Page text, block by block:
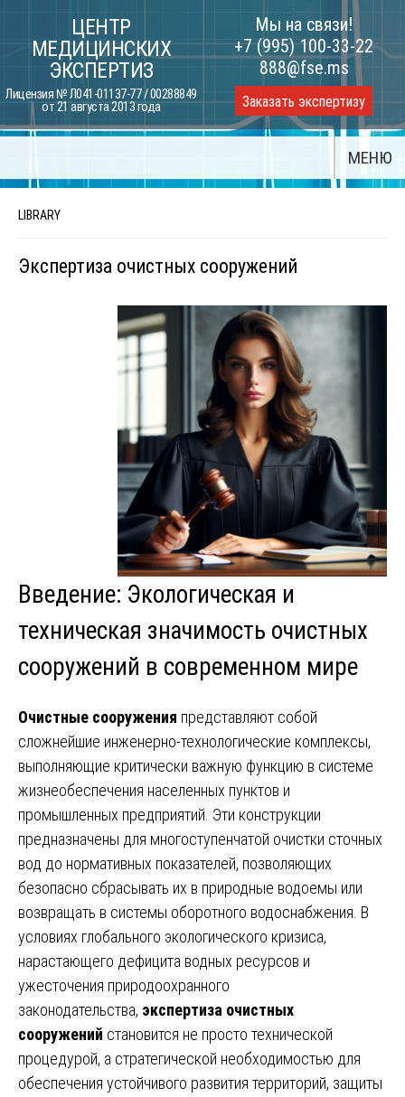
content
ЦЕНТР
МЕДИЦИНСКИХ
ЭКСПЕРТИЗ
Лицензия № Л041-01137-77 / 00288849
от 21 августа 2013 года
Мы на связи!
+7 (995) 100-33-22
888@fse.ms
Заказать экспертизу
МЕНЮ
LIBRARY
Экспертиза очистных сооружений
Введение: Экологическая и
техническая значимость очистных
сооружений в современном мире
Очистные сооружения представляют собой
сложнейшие инженерно-технологические комплексы,
выполняющие критически важную функцию в системе
жизнеобеспечения населенных пунктов и
промышленных предприятий. Эти конструкции
предназначены для многоступенчатой очистки сточных
вод до нормативных показателей, позволяющих
безопасно сбрасывать их в природные водоемы или
возвращать в системы оборотного водоснабжения. В
условиях глобального экологического кризиса,
нарастающего дефицита водных ресурсов и
ужесточения природоохранного
законодательства, экспертиза очистных
сооружений становится не просто технической
процедурой, а стратегической необходимостью для
обеспечения устойчивого развития территорий, защиты